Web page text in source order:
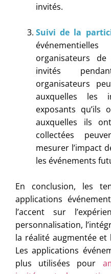
invités.
Suivi de la
organisateurs
invités
organisateurs
auxquelles les
exposants qu’ils
auxquelles ils
collectées
mesurer l’impact
les événements
En conclusion, les
applications
l’accent sur
personnalisation,
la réalité augmentée
Les applications
plus utilisées pour